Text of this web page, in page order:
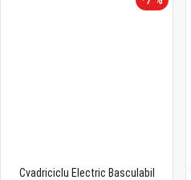
Cvadriciclu Electric Basculabil